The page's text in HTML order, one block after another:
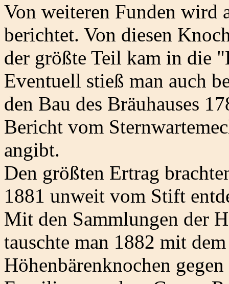
Von weiteren Funden wird
berichtet. Von diesen
der größte Teil kam in die
Eventuell stieß man auch
den Bau des Bräuhauses
Bericht vom
angibt.
Den größten Ertrag
1881 unweit vom Stift
Mit den Sammlungen der
tauschte man 1882 mit
Höhenbärenknochen